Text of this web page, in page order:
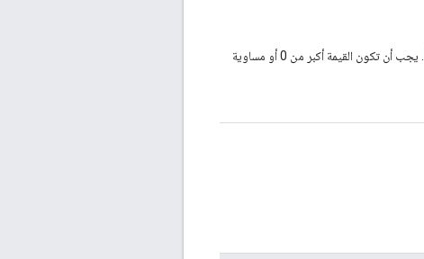
. يجب أن تكون القيمة أكبر من 0 أو مساوية